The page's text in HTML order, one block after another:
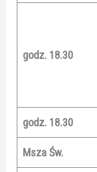
godz. 18.30
godz. 18.30
Msza Św.